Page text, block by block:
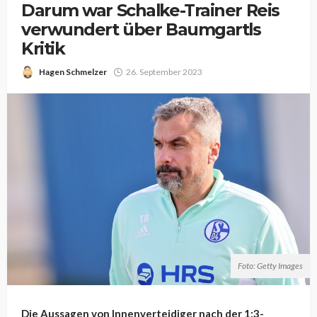
Darum war Schalke-Trainer Reis
verwundert über Baumgartls
Kritik
Hagen Schmelzer 26. September 2023
Foto: Getty Images
Die Aussagen von Innenverteidiger nach der 1:3-